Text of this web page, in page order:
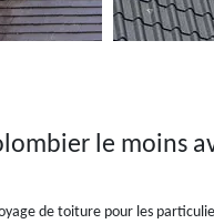
le moins
de toiture pour les